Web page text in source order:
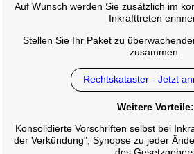
Auf Wunsch werden Sie zusätzlich im
Inkrafttreten
Stellen Sie Ihr Paket zu
zusammen.
Rechtskataster - Jetzt
Weitere Vorteile:
Konsolidierte Vorschriften selbst bei
der Verkündung", Synopse zu jeder